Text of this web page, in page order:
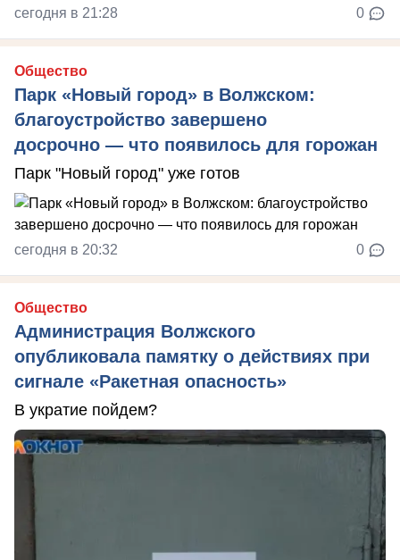
сегодня в 21:28 0
Общество
Парк «Новый город» в Волжском:
благоустройство завершено
досрочно — что появилось для горожан
Парк "Новый город" уже готов
сегодня в 20:32 0
Общество
Администрация Волжского
опубликовала памятку о действиях при
сигнале «Ракетная опасность»
В укратие пойдем?